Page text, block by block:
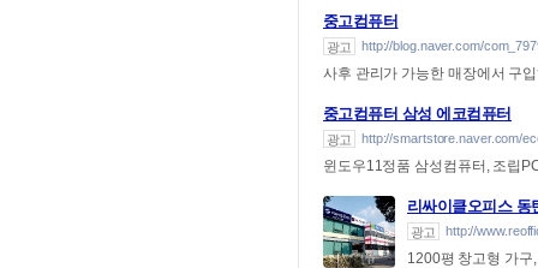
중고컴퓨터
광고 http://blog.naver.com/
사후 관리가 가능한 매장에서 구
중고컴퓨터 삼성 에코컴퓨터
광고 http://smartstore.naver.com/
윈도우11정품 삼성컴퓨터, 조립
리싸이클오피스 동
광고 http://
1200평 창고형 가구